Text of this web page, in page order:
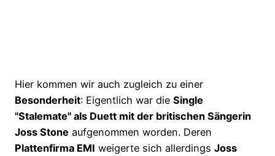
Hier kommen wir auch zugleich zu einer
Besonderheit: Eigentlich war die Single
"Stalemate" als Duett mit der britischen Sängerin
Joss Stone aufgenommen worden. Deren
Plattenfirma EMI weigerte sich allerdings Joss